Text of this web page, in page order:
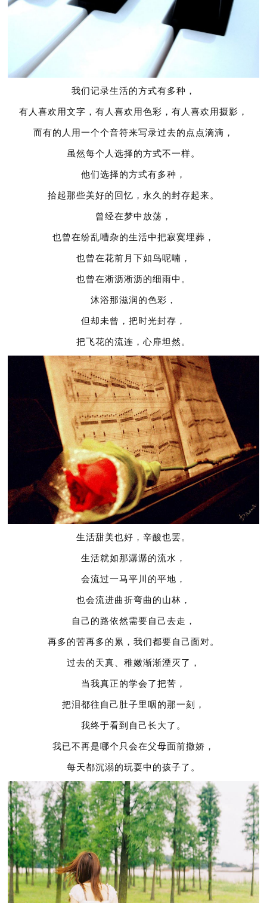
我们记录生活的方式有多种，
有人喜欢用文字，有人喜欢用色彩，有人喜欢用摄影，
而有的人用一个个音符来写录过去的点点滴滴，
虽然每个人选择的方式不一样。
他们选择的方式有多种，
拾起那些美好的回忆，永久的封存起来。
曾经在梦中放荡，
也曾在纷乱嘈杂的生活中把寂寞埋葬，
也曾在花前月下如鸟呢喃，
也曾在淅沥淅沥的细雨中。
沐浴那滋润的色彩，
但却未曾，把时光封存，
把飞花的流连，心扉坦然。
生活甜美也好，辛酸也罢。
生活就如那潺潺的流水，
会流过一马平川的平地，
也会流进曲折弯曲的山林，
自己的路依然需要自己去走，
再多的苦再多的累，我们都要自己面对。
过去的天真、稚嫩渐渐湮灭了，
当我真正的学会了把苦，
把泪都往自己肚子里咽的那一刻，
我终于看到自己长大了。
我已不再是哪个只会在父母面前撒娇，
每天都沉溺的玩耍中的孩子了。